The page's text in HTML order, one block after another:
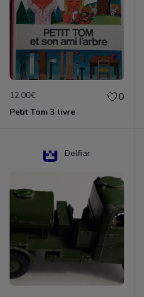
12.00€ 0
Petit Tom 3 livre
Delfiar